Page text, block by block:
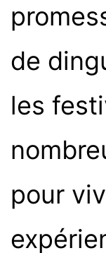
de
les
pour